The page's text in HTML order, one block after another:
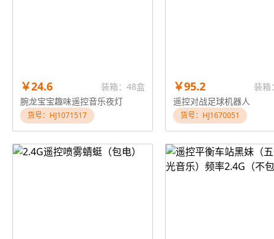
￥24.6
装箱：48盒
腕龙宝宝趣味遥控音乐夜灯
货号：HJ1071517
￥95.2
装箱
遥控对战足球机器人
货号：HJ1670051